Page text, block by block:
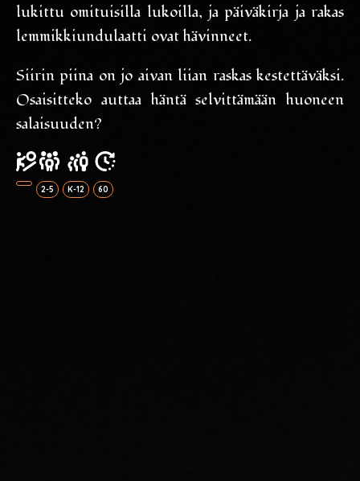
lukittu omituisilla lukoilla, ja päiväkirja ja rakas
lemmikkiundulaatti ovat hävinneet.
Siirin piina on jo aivan liian raskas kestettäväksi.
Osaisitteko auttaa häntä selvittämään huoneen
salaisuuden?
2-5 K-12 60